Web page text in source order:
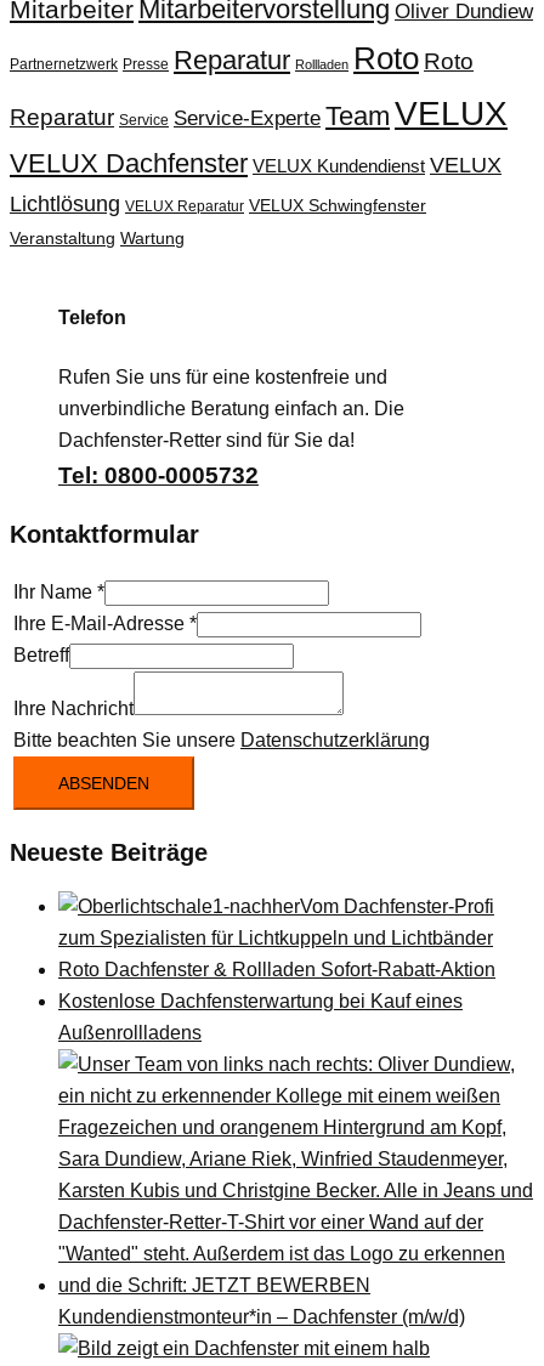
Mitarbeiter Mitarbeitervorstellung Oliver Dundiew
Partnernetzwerk Presse Reparatur Rollladen Roto Roto
Reparatur Service Service-Experte Team VELUX
VELUX Dachfenster VELUX Kundendienst VELUX
Lichtlösung VELUX Reparatur VELUX Schwingfenster
Veranstaltung Wartung
Telefon
Rufen Sie uns für eine kostenfreie und
unverbindliche Beratung einfach an. Die
Dachfenster-Retter sind für Sie da!
Tel: 0800-0005732
Kontaktformular
Ihr Name *
Ihre E-Mail-Adresse *
Betreff
Ihre Nachricht
Bitte beachten Sie unsere Datenschutzerklärung
ABSENDEN
Neueste Beiträge
Vom Dachfenster-Profi
zum Spezialisten für Lichtkuppeln und Lichtbänder
Roto Dachfenster & Rollladen Sofort-Rabatt-Aktion
Kostenlose Dachfensterwartung bei Kauf eines
Außenrollladens
Kundendienstmonteur*in – Dachfenster (m/w/d)